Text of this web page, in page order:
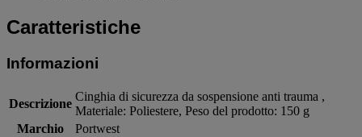
Caratteristiche
Informazioni
Descrizione
Cinghia di sicurezza da sospensione anti trauma ,
Materiale: Poliestere, Peso del prodotto: 150 g
Marchio
Portwest